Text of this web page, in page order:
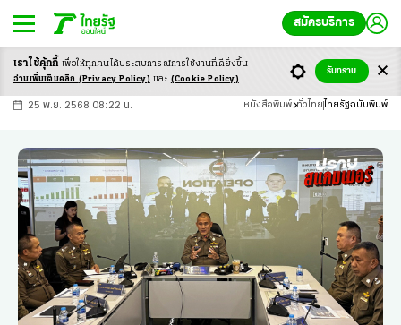
สมัครบริการ
-ก ก ก+
25 พ.ย. 2568 08:22 น. หนังสือพิมพ์ ทั่วไทย ไทยรัฐฉบับพิมพ์
เราใช้คุ้กกี้ เพื่อให้ทุกคนได้ประสบการณ์การใช้งานที่ดียิ่งขึ้น
อ่านเพิ่มเติมคลิก (Privacy Policy) และ (Cookie Policy)
รับทราบ